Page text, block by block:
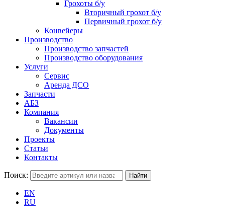
Грохоты б/у
Вторичный грохот б/у
Первичный грохот б/у
Конвейеры
Производство
Производство запчастей
Производство оборудования
Услуги
Сервис
Аренда ДСО
Запчасти
АБЗ
Компания
Вакансии
Документы
Проекты
Статьи
Контакты
Поиск:
EN
RU